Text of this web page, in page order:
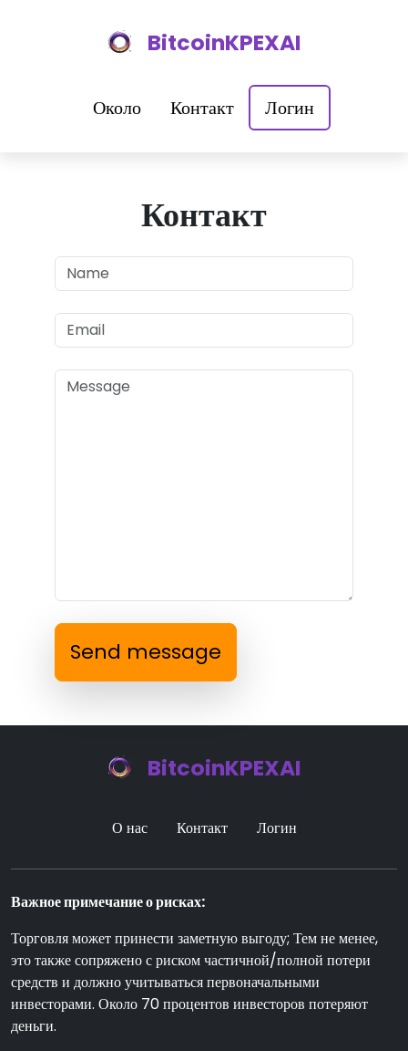
BitcoinKPEXAI
Около Контакт Логин
Контакт
Send message
BitcoinKPEXAI
О нас Контакт Логин
Важное примечание о рисках:
Торговля может принести заметную выгоду; Тем не менее,
это также сопряжено с риском частичной/полной потери
средств и должно учитываться первоначальными
инвесторами. Около 70 процентов инвесторов потеряют
деньги.